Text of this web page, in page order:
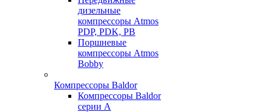
дизельные
компрессоры Atmos
PDP, PDK, PB
Поршневые
компрессоры Atmos
Bobby
Компрессоры Baldor
Компрессоры Baldor
серии A